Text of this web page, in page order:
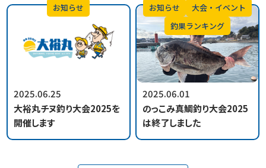
2025.06.25
お知らせ
大裕丸チヌ釣り大会2025を
開催します
2025.06.01
お知らせ
大会・イベント
釣果ランキング
のっこみ真鯛釣り大会2025
は終了しました